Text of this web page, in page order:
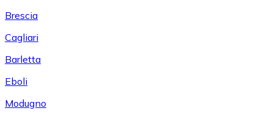
Brescia
Cagliari
Barletta
Eboli
Modugno